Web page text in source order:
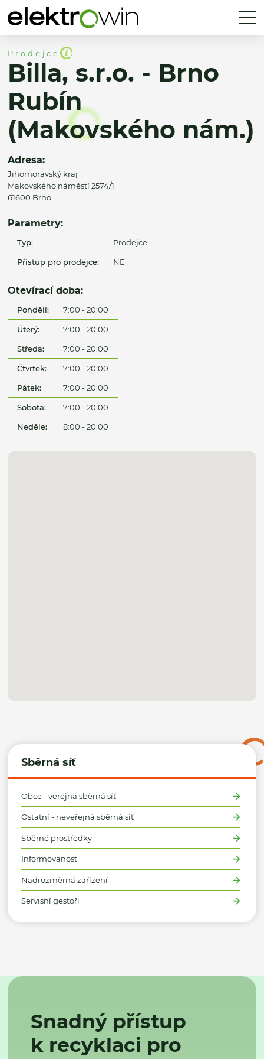
Sběrná síť
Obce - veřejná sběrná síť
Ostatní - neveřejná sběrná síť
Sběrné prostředky
Informovanost
Nadrozměrná zařízení
Servisní gestoři
Prodejce
Billa, s.r.o. - Brno
Rubín
(Makovského nám.)
Adresa:
Jihomoravský kraj
Makovského náměstí 2574/1
61600 Brno
Parametry:
Typ: Prodejce
Přístup pro prodejce: NE
Otevírací doba:
Pondělí: 7:00 - 20:00
Úterý: 7:00 - 20:00
Středa: 7:00 - 20:00
Čtvrtek: 7:00 - 20:00
Pátek: 7:00 - 20:00
Sobota: 7:00 - 20:00
Neděle: 8:00 - 20:00
Snadný přístup
k recyklaci pro